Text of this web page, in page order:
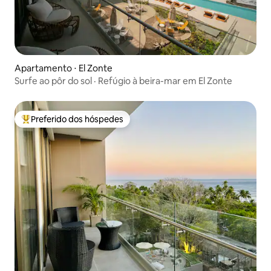
Apartamento ⋅ El Zonte
Surfe ao pôr do sol · Refúgio à beira-mar em El Zonte
Entre os melhores preferidos dos hóspedes
Preferido dos hóspedes